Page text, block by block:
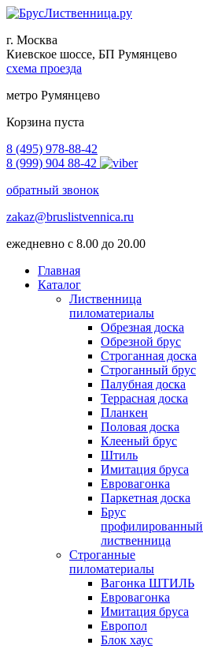
г. Москва
Киевское шоссе, БП Румянцево
схема проезда
метро Румянцево
Корзина пуста
8 (495) 978-88-42
8 (999) 904 88-42
обратный звонок
zakaz@bruslistvennica.ru
ежедневно с 8.00 до 20.00
Главная
Каталог
Лиственница
пиломатериалы
Обрезная доска
Обрезной брус
Строганная доска
Строганный брус
Палубная доска
Террасная доска
Планкен
Половая доска
Клееный брус
Штиль
Имитация бруса
Евровагонка
Паркетная доска
Брус
профилированный
лиственница
Строганные
пиломатериалы
Вагонка ШТИЛЬ
Евровагонка
Имитация бруса
Европол
Блок хаус